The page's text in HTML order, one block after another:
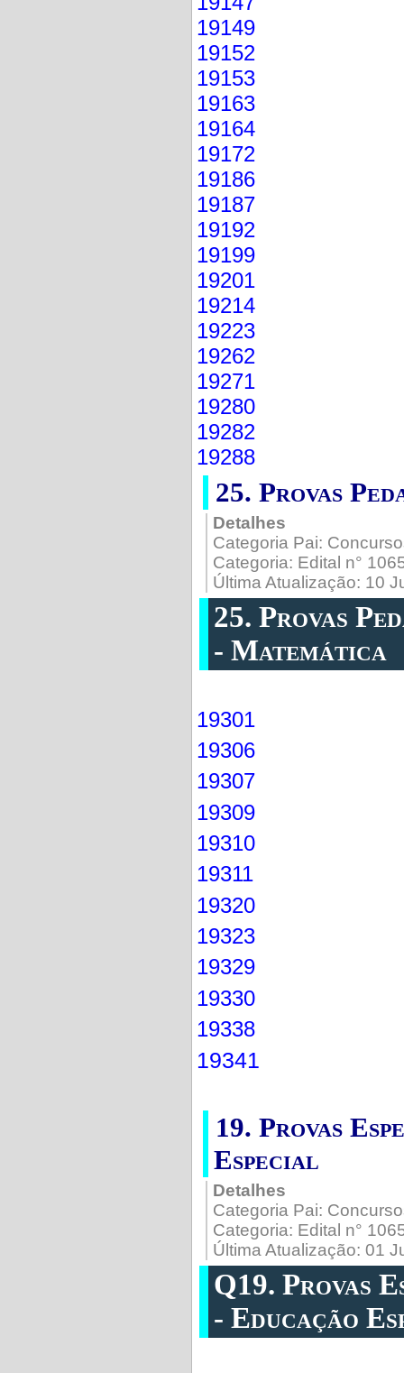
19149
19152
19153
19163
19164
19172
19186
19187
19192
19199
19201
19214
19223
19262
19271
19280
19282
19288
25. Provas
Detalhes
Categoria Pai:
Categoria: Edital n°
Última Atualização: 10
25. Provas
- Matemática
19301
19306
19307
19309
19310
19311
19320
19323
19329
19330
19338
19341
19. Provas
Especial
Detalhes
Categoria Pai:
Categoria: Edital n°
Última Atualização: 01
Q19. Provas
- Educação